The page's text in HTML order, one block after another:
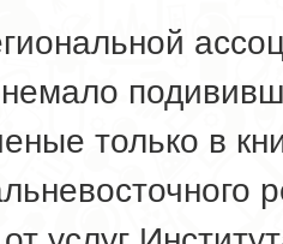
только в